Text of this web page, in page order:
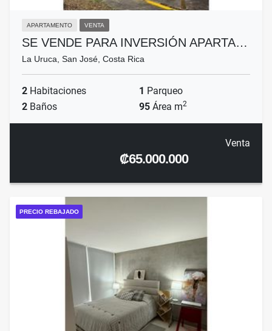
APARTAMENTO VENTA
SE VENDE PARA INVERSIÓN APARTA…
La Uruca, San José, Costa Rica
2 Habitaciones 1 Parqueo
2 Baños 95 Área m2
Venta
₡65.000.000
PRECIO REBAJADO